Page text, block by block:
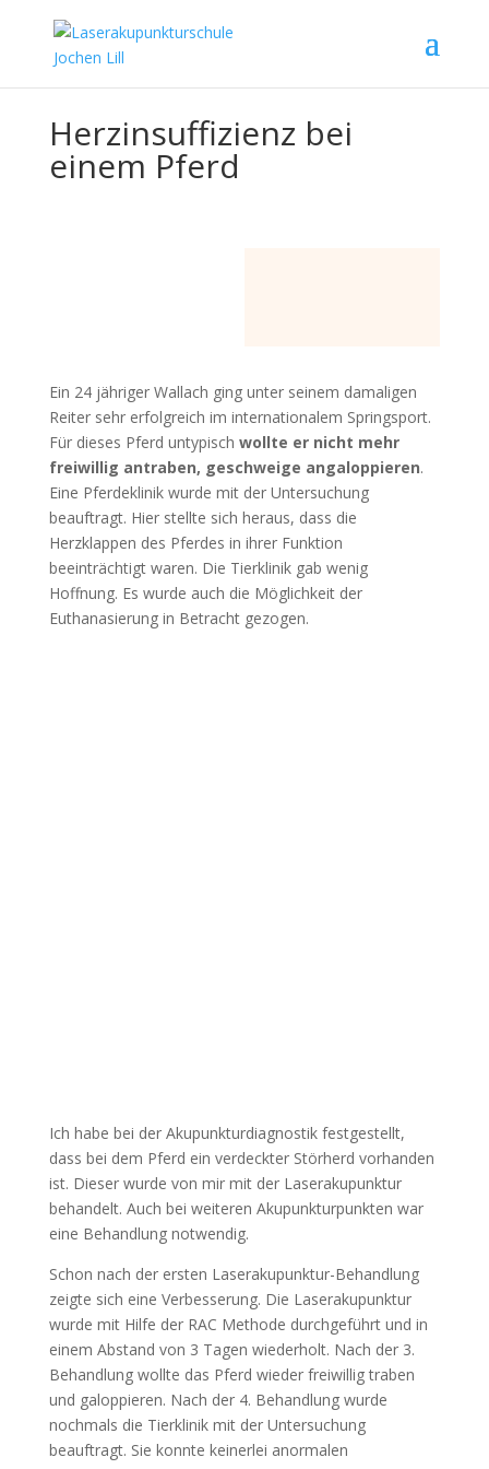
Herzinsuffizienz bei
einem Pferd
Ein 24 jähriger Wallach ging unter seinem damaligen
Reiter sehr erfolgreich im internationalem Springsport.
Für dieses Pferd untypisch wollte er nicht mehr
freiwillig antraben, geschweige angaloppieren.
Eine Pferdeklinik wurde mit der Untersuchung
beauftragt. Hier stellte sich heraus, dass die
Herzklappen des Pferdes in ihrer Funktion
beeinträchtigt waren. Die Tierklinik gab wenig
Hoffnung. Es wurde auch die Möglichkeit der
Euthanasierung in Betracht gezogen.
Ich habe bei der Akupunkturdiagnostik festgestellt,
dass bei dem Pferd ein verdeckter Störherd vorhanden
ist. Dieser wurde von mir mit der Laserakupunktur
behandelt. Auch bei weiteren Akupunkturpunkten war
eine Behandlung notwendig.
Schon nach der ersten Laserakupunktur-Behandlung
zeigte sich eine Verbesserung. Die Laserakupunktur
wurde mit Hilfe der RAC Methode durchgeführt und in
einem Abstand von 3 Tagen wiederholt. Nach der 3.
Behandlung wollte das Pferd wieder freiwillig traben
und galoppieren. Nach der 4. Behandlung wurde
nochmals die Tierklinik mit der Untersuchung
beauftragt. Sie konnte keinerlei anormalen